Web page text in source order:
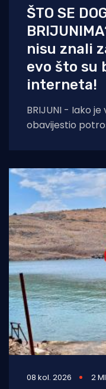
ŠTO SE
nisu znali
evo što su
interneta!
BRIJUNI - Iako
obavijestio
08 kol. 2026 2